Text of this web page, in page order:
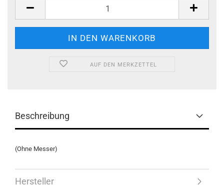
AUF DEN MERKZETTEL
Beschreibung
(Ohne Messer)
Hersteller